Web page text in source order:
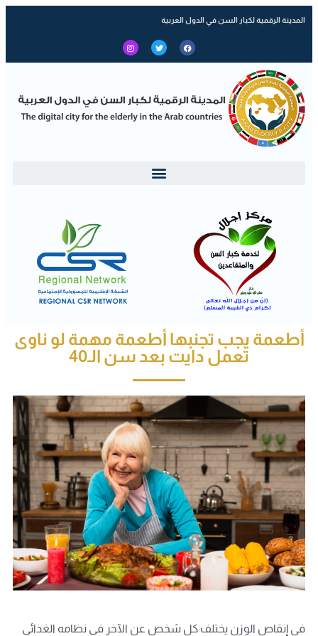
المدينة الرقمية لكبار السن في الدول العربية
أطعمة يجب تجنبها أطعمة مهمة لو ناوى
تعمل دايت بعد سن الـ40
فى إنقاص الوزن يختلف كل شخص عن الآخر في نظامه الغذائي